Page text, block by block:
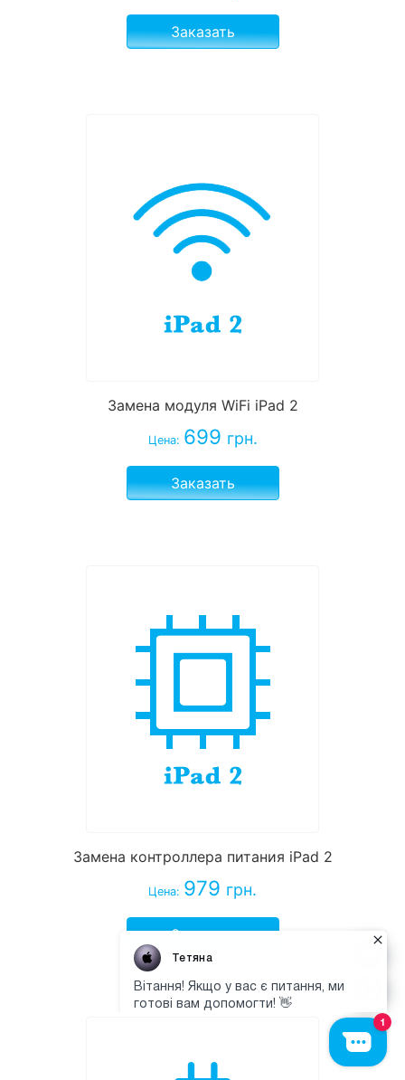
Заказать
Замена модуля WiFi iPad 2
Цена: 699 грн.
Заказать
Замена контроллера питания iPad 2
Цена: 979 грн.
Заказать